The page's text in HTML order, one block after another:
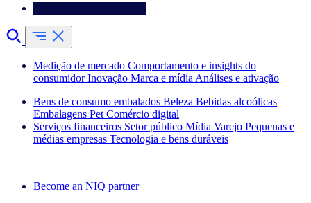
Medição de mercado Comportamento e insights do
consumidor Inovação Marca e mídia Análises e ativação
Bens de consumo embalados Beleza Bebidas alcoólicas
Embalagens Pet Comércio digital
Serviços financeiros Setor público Mídia Varejo Pequenas e
médias empresas Tecnologia e bens duráveis
Become an NIQ partner